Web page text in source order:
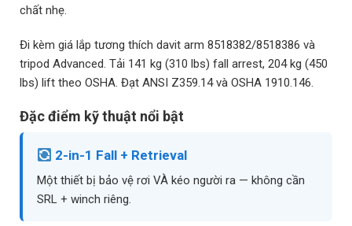
chất nhẹ.
Đi kèm giá lắp tương thích davit arm 8518382/8518386 và
tripod Advanced. Tải 141 kg (310 lbs) fall arrest, 204 kg (450
lbs) lift theo OSHA. Đạt ANSI Z359.14 và OSHA 1910.146.
Đặc điểm kỹ thuật nổi bật
2-in-1 Fall + Retrieval
Một thiết bị bảo vệ rơi VÀ kéo người ra — không cần
SRL + winch riêng.